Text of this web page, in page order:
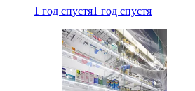
1 год спустя1 год спустя